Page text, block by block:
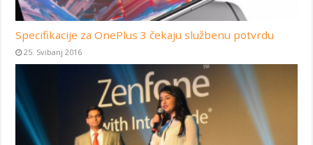
Specifikacije za OnePlus 3 čekaju službenu potvrdu
25. Svibanj 2016